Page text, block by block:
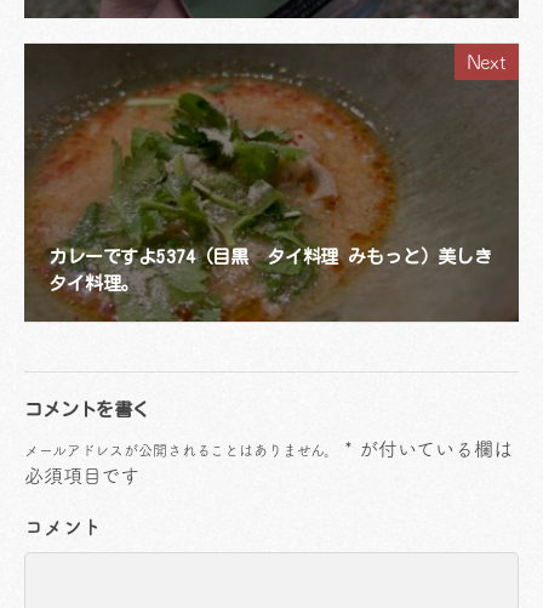
Next
カレーですよ5374（目黒 タイ料理 みもっと）美しき
タイ料理。
コメントを書く
メールアドレスが公開されることはありません。 * が付いている欄は
必須項目です
コメント